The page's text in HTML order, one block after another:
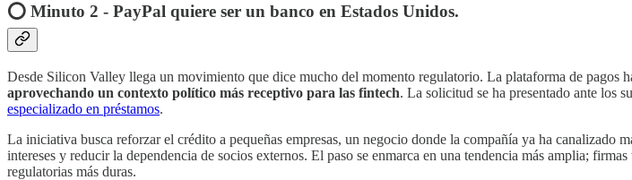
⭕️ Minuto 2 - PayPal quiere ser un banco en Estados Unidos.
Desde Silicon Valley llega un movimiento que dice mucho del momento regulatorio. La plataforma de pagos
aprovechando un contexto político más receptivo para las fintech. La solicitud se ha presentado ante los
especializado en préstamos.
La iniciativa busca reforzar el crédito a pequeñas empresas, un negocio donde la compañía ya ha canalizado
intereses y reducir la dependencia de socios externos. El paso se enmarca en una tendencia más amplia;
regulatorias más duras.